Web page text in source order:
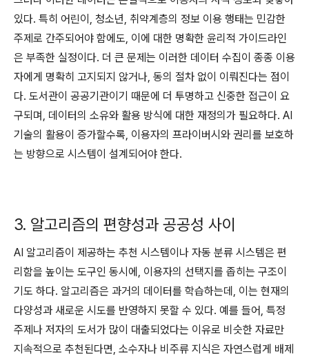
있다. 특히 어린이, 청소년, 취약계층의 정보 이용 행태는 민감한
주제로 간주되어야 함에도, 이에 대한 명확한 윤리적 가이드라인
은 부족한 실정이다. 더 큰 문제는 이러한 데이터 수집이 종종 이용
자에게 명확히 고지되지 않거나, 동의 절차 없이 이뤄진다는 점이
다. 도서관이 공공기관이기 때문에 더 투명하고 신중한 접근이 요
구되며, 데이터의 소유와 활용 방식에 대한 재정의가 필요하다. AI
기술의 활용이 증가할수록, 이용자의 프라이버시와 권리를 보호하
는 방향으로 시스템이 설계되어야 한다.
3. 알고리즘의 편향성과 공공성 사이
AI 알고리즘이 제공하는 추천 시스템이나 자동 분류 시스템은 편
리함을 높이는 도구인 동시에, 이용자의 선택지를 좁히는 구조이
기도 하다. 알고리즘은 과거의 데이터를 학습하는데, 이는 현재의
다양성과 새로운 시도를 반영하지 못할 수 있다. 예를 들어, 특정
주제나 저자의 도서가 많이 대출되었다는 이유로 비슷한 자료만
지속적으로 추천된다면, 소수자나 비주류 지식은 자연스럽게 배제